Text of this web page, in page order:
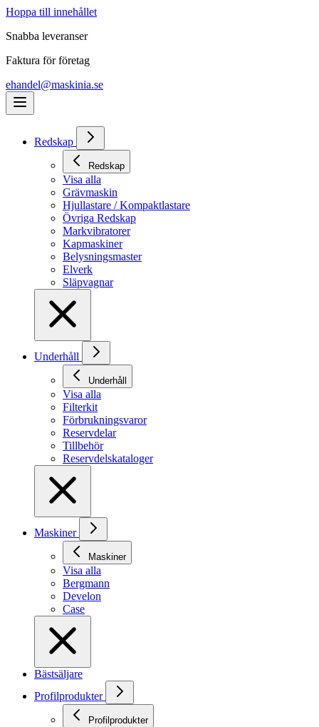
Hoppa till innehållet
Snabba leveranser
Faktura för företag
ehandel@maskinia.se
Redskap
Redskap
Visa alla
Grävmaskin
Hjullastare / Kompaktlastare
Övriga Redskap
Markvibratorer
Kapmaskiner
Belysningsmaster
Elverk
Släpvagnar
Underhåll
Underhåll
Visa alla
Filterkit
Förbrukningsvaror
Reservdelar
Tillbehör
Reservdelskataloger
Maskiner
Maskiner
Visa alla
Bergmann
Develon
Case
Bästsäljare
Profilprodukter
Profilprodukter